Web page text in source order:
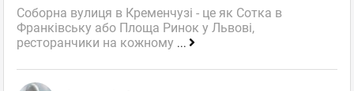
Соборна вулиця в Кременчузі - це як Сотка в
Франківську або Площа Ринок у Львові,
ресторанчики на кожному ...